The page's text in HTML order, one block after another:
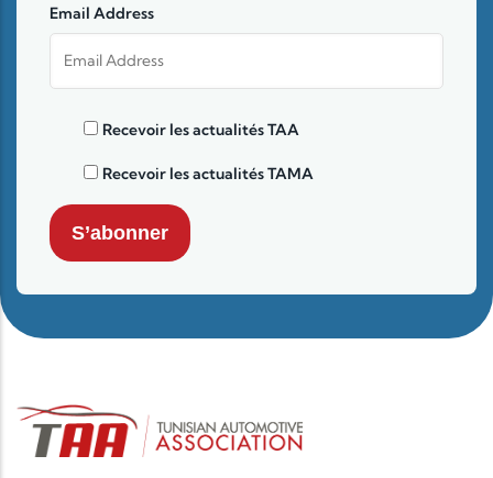
Email Address
Recevoir les actualités TAA
Recevoir les actualités TAMA
S’abonner